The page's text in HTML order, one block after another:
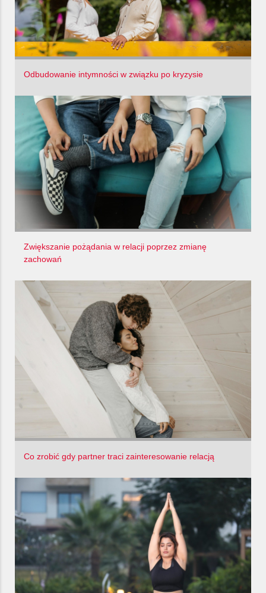
Odbudowanie intymności w związku po kryzysie
Zwiększanie pożądania w relacji poprzez zmianę
zachowań
Co zrobić gdy partner traci zainteresowanie relacją